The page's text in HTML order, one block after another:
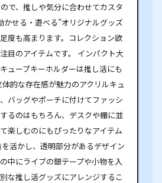
で、推しや気分に合わせてカスタ
かせる・遊べる”オリジナルグッズ
度も高まります。コレクション欲
目のアイテムです。 インパクト大
ューブキーホルダーは推し活にも
的な存在感が魅力のアクリルキュ
バッグやポーチに付けてファッシ
るのはもちろん、デスクや棚に並
楽しむのにもぴったりなアイテム
活かし、透明部分があるデザイン
中にライブの銀テープや小物を入
な推し活グッズにアレンジするこ